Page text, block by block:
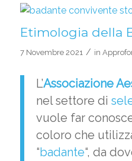
Etimologia della
7 Novembre 2021 / in
L’Associazione
nel settore di
vuole far
coloro che
“badante“, da